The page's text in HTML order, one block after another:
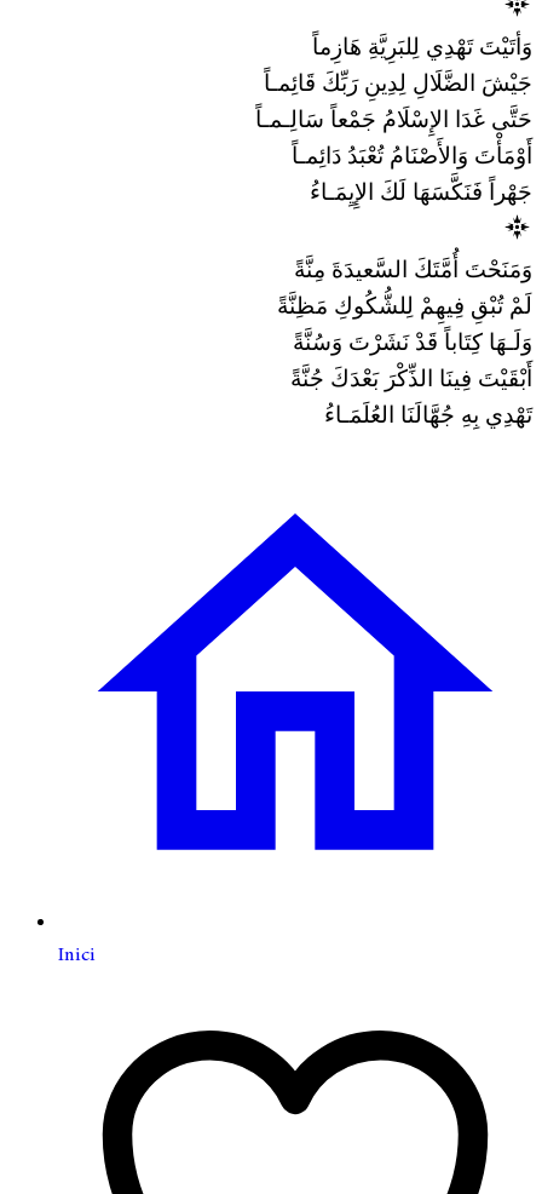
وَأتَيْتَ تَهْدِي لِلبَرِيَّةِ هَازِماً
جَيْشَ الضَّلَالِ لِدِينِ رَبِّكَ قَائِمـاً
حَتَّى غَدَا الإِسْلَامُ جَمْعاً سَالِـمـاً
أَوْمَأْتَ وَالأَصْنَامُ تُعْبَدُ دَائِمـاً
جَهْراً فَنَكَّسَهَا لَكَ الإِيِمَـاءُ
وَمَنَحْتَ أُمَّتَكَ السَّعيدَةَ مِنَّةً
لَمْ تُبْقِ فِيهِمْ لِلشُّكُوكِ مَظِنَّةً
وَلَـهَا كِتَاباً قَدْ نَشَرْتَ وَسُنَّةً
أَبْقَيْتَ فِينَا الذِّكْرَ بَعْدَكَ جُنَّةً
تَهْدِي بِهِ جُهَّالَنَا العُلَمَـاءُ
Inici